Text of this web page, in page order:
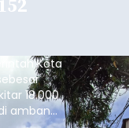
Kota
18.000
ambang